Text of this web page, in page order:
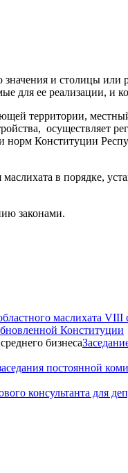
и столицы или
для ее реализации, и
территории,
осуществляет
норм Конституции
в порядке,
законами.
маслихата VIII
Конституции
постоянной
консультанта для